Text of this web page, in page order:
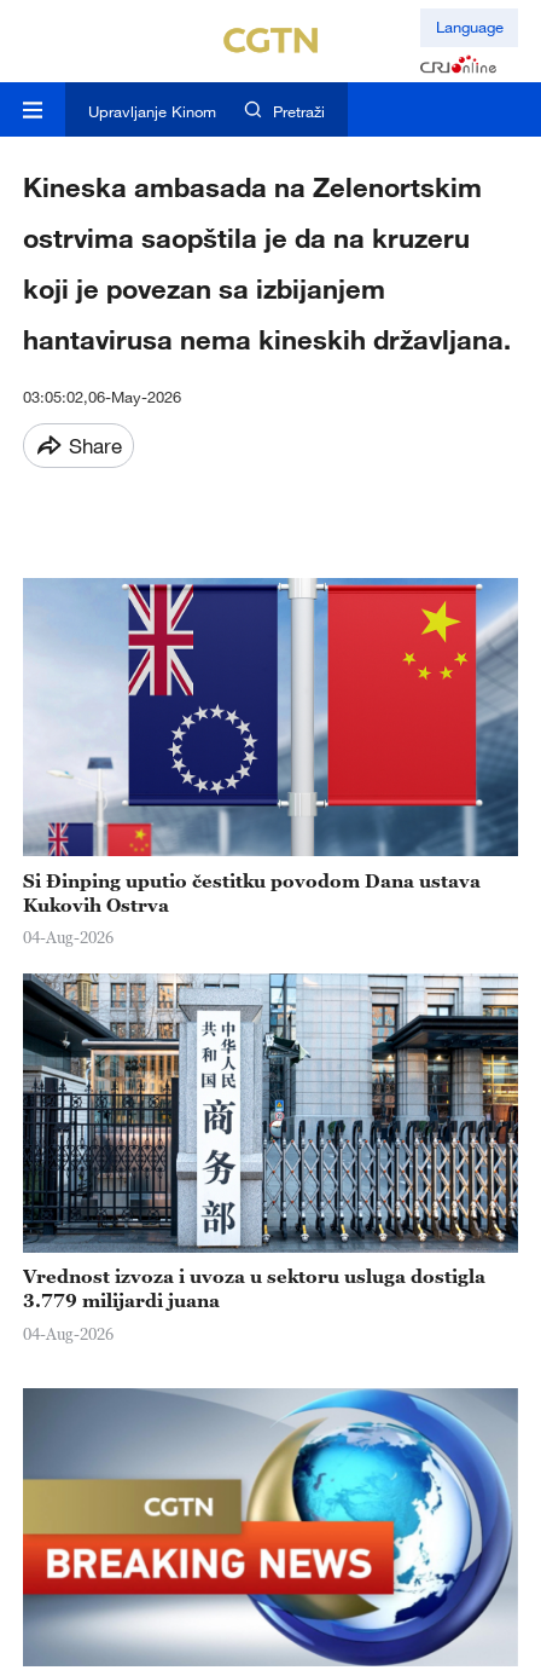
Language
Upravljanje Kinom Pretraži
Kineska ambasada na Zelenortskim
ostrvima saopštila je da na kruzeru
koji je povezan sa izbijanjem
hantavirusa nema kineskih državljana.
03:05:02,06-May-2026
Share
Si Đinping uputio čestitku povodom Dana ustava
Kukovih Ostrva
04-Aug-2026
Vrednost izvoza i uvoza u sektoru usluga dostigla
3.779 milijardi juana
04-Aug-2026